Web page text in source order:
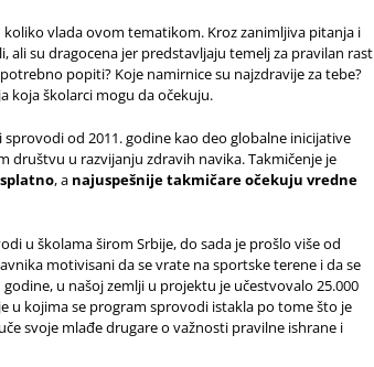
vlada ovom tematikom. Kroz zanimljiva pitanja i
su dragocena jer predstavljaju temelj za pravilan rast
popiti? Koje namirnice su najzdravije za tebe?
koja školarci mogu da očekuju.
od 2011. godine kao deo globalne inicijative
društvu u razvijanju zdravih navika. Takmičenje je
, a najuspešnije takmičare očekuju vredne
u školama širom Srbije, do sada je prošlo više od
motivisani da se vrate na sportske terene i da se
u našoj zemlji u projektu je učestvovalo 25.000
u kojima se program sprovodi istakla po tome što je
svoje mlađe drugare o važnosti pravilne ishrane i